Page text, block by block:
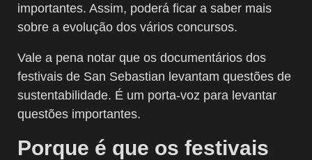
importantes. Assim, poderá ficar a saber mais
sobre a evolução dos vários concursos.
Vale a pena notar que os documentários dos
festivais de San Sebastian levantam questões de
sustentabilidade. É um porta-voz para levantar
questões importantes.
Porque é que os festivais